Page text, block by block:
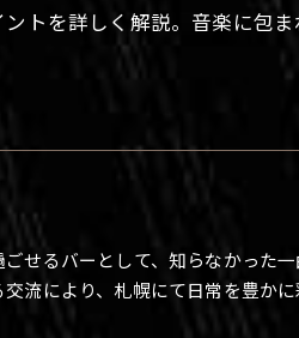
トを詳しく解説。音楽に包
せるバーとして、知らなかった
流により、札幌にて日常を豊かに